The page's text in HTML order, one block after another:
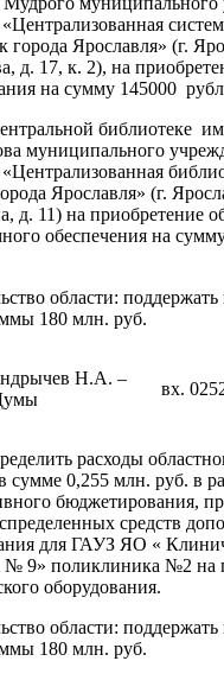
города Ярославля» (г.
д. 17, к. 2), на
на сумму 145000
библиотеке
муниципального
Ярославля» (г.
д. 11) на приобретение
обеспечения на
области: поддержать
180 млн. руб.
Н.А. –
вх.
расходы
сумме 0,255 млн. руб. в
бюджетирования,
средств
для ГАУЗ ЯО «
№ 9» поликлиника №2 на
оборудования.
области: поддержать
180 млн. руб.